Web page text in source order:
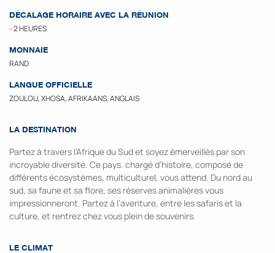
DÉCALAGE HORAIRE AVEC LA RÉUNION
- 2 HEURES
MONNAIE
RAND
LANGUE OFFICIELLE
ZOULOU, XHOSA, AFRIKAANS, ANGLAIS
LA DESTINATION
Partez à travers l’Afrique du Sud et soyez émerveillés par son
incroyable diversité. Ce pays. chargé d’histoire, composé de
différents écosystèmes, multiculturel, vous attend. Du nord au
sud, sa faune et sa flore, ses réserves animalières vous
impressionneront. Partez à l’aventure, entre les safaris et la
culture, et rentrez chez vous plein de souvenirs.
LE CLIMAT